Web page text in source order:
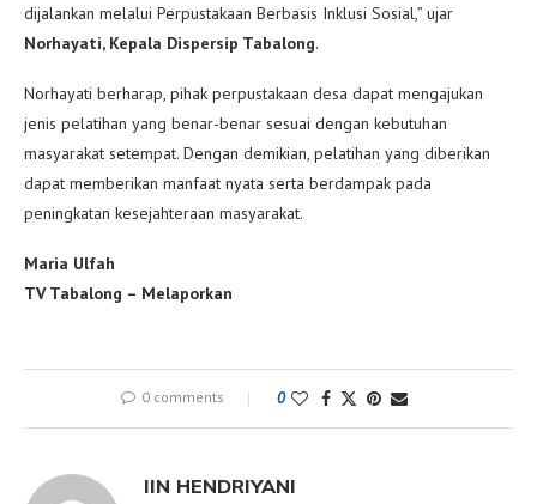
dijalankan melalui Perpustakaan Berbasis Inklusi Sosial,” ujar
Norhayati, Kepala Dispersip Tabalong.
Norhayati berharap, pihak perpustakaan desa dapat mengajukan
jenis pelatihan yang benar-benar sesuai dengan kebutuhan
masyarakat setempat. Dengan demikian, pelatihan yang diberikan
dapat memberikan manfaat nyata serta berdampak pada
peningkatan kesejahteraan masyarakat.
Maria Ulfah
TV Tabalong – Melaporkan
0 comments 0
IIN HENDRIYANI